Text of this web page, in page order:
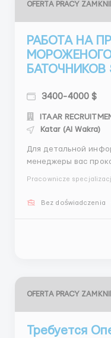
OFERTA PRACY
РАБОТА НА
БАТОЧНИКОВ
3400-4000 $
ITAAR
Katar (Al Wakra)
Для детальной
менеджеры вас
свяжитесь
44 7404 547380
Pracownicze
Bez doświadczenia
OFERTA PRACY
Требуется